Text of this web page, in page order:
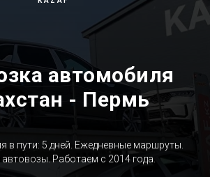
автомобиля
- Пермь
в пути: 5 дней. Ежедневные маршруты.
Работаем с 2014 года.